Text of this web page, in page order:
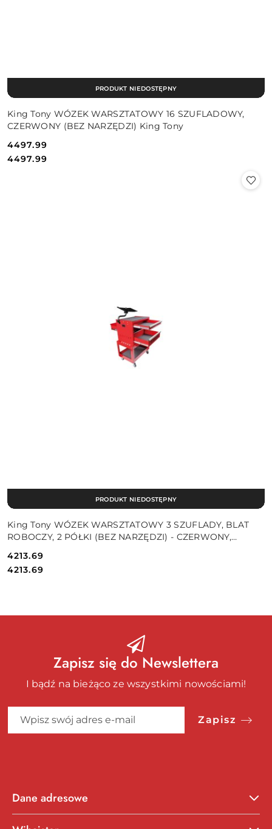
King Tony WÓZEK WARSZTATOWY 16 SZUFLADOWY,
CZERWONY (BEZ NARZĘDZI) King Tony
Cena:
4497.99
Cena:
4497.99
PRODUKT NIEDOSTĘPNY
King Tony WÓZEK WARSZTATOWY 3 SZUFLADY, BLAT
ROBOCZY, 2 PÓŁKI (BEZ NARZĘDZI) - CZERWONY,
Cena:
4213.69
Cena:
4213.69
PRODUKT NIEDOSTĘPNY
Zapisz się do Newslettera
I bądź na bieżąco ze wszystkimi nowościami!
Zapisz
Dane adresowe